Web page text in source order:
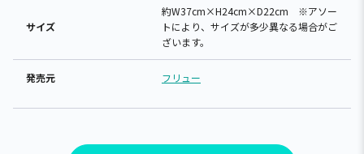
サイズ
約W37cm×H24cm×D22cm ※アソー
トにより、サイズが多少異なる場合がご
ざいます。
発売元 フリュー